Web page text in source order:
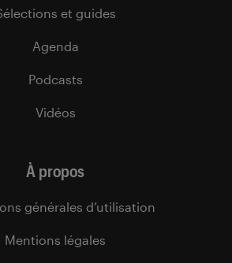
et guides
Agenda
Podcasts
Vidéos
À propos
générales d’utilisation
Mentions légales